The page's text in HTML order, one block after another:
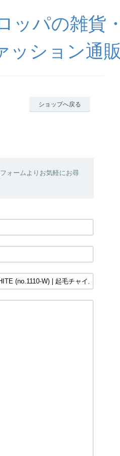
ッパの雑貨・
ッション通販
ショップへ戻る
ォームよりお気軽にお尋